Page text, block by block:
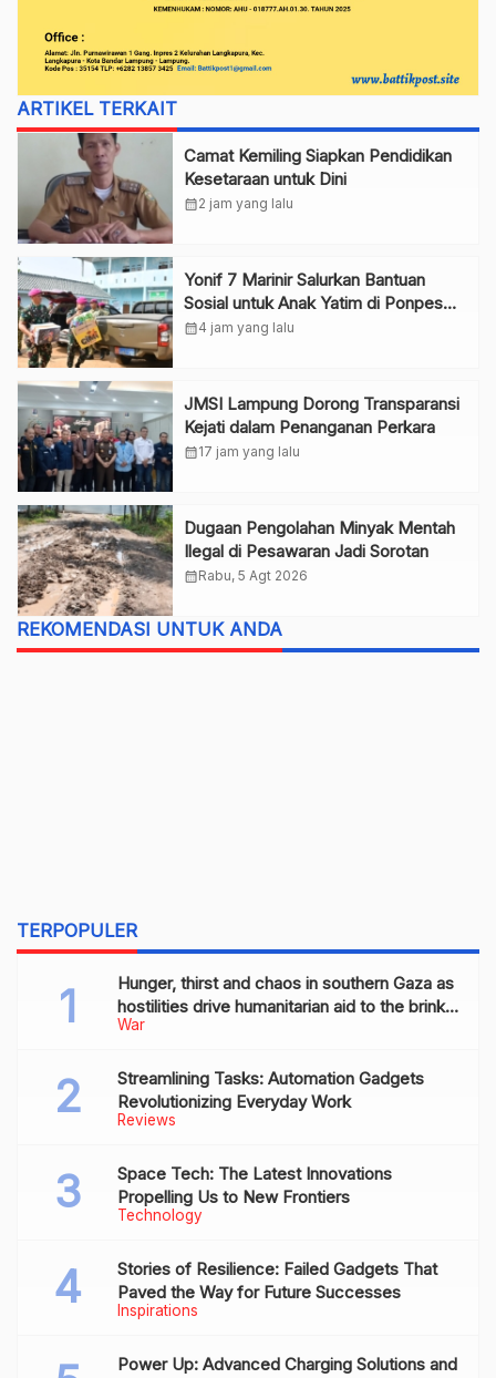
ARTIKEL TERKAIT
Camat Kemiling Siapkan Pendidikan
Kesetaraan untuk Dini
calendar_month2 jam yang lalu
Yonif 7 Marinir Salurkan Bantuan
Sosial untuk Anak Yatim di Ponpes
Nurul Huda
calendar_month4 jam yang lalu
JMSI Lampung Dorong Transparansi
Kejati dalam Penanganan Perkara
calendar_month17 jam yang lalu
Dugaan Pengolahan Minyak Mentah
Ilegal di Pesawaran Jadi Sorotan
calendar_monthRabu, 5 Agt 2026
REKOMENDASI UNTUK ANDA
TERPOPULER
War
Hunger, thirst and chaos in southern Gaza as
hostilities drive humanitarian aid to the brink
of collapse
Reviews
Streamlining Tasks: Automation Gadgets
Revolutionizing Everyday Work
Technology
Space Tech: The Latest Innovations
Propelling Us to New Frontiers
Inspirations
Stories of Resilience: Failed Gadgets That
Paved the Way for Future Successes
Power Up: Advanced Charging Solutions and